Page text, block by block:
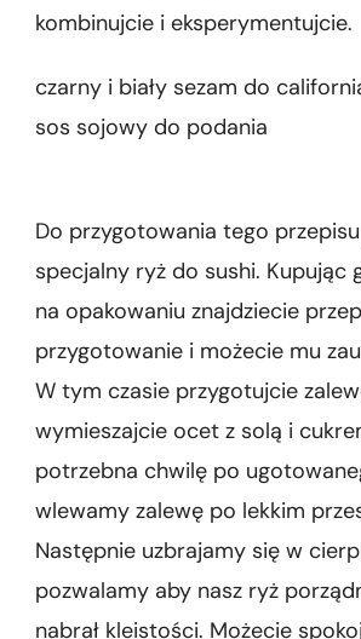
kombinujcie i eksperymentujcie.
czarny i biały sezam do
sos sojowy do podania
Do przygotowania tego
specjalny ryż do sushi. Kupując
na opakowaniu znajdziecie
przygotowanie i możecie mu
W tym czasie przygotujcie
wymieszajcie ocet z solą i
potrzebna chwilę po
wlewamy zalewę po lekkim
Następnie uzbrajamy się w
pozwalamy aby nasz ryż
nabrał kleistości. Możecie